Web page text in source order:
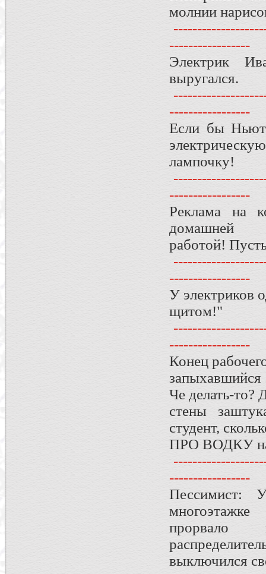
молнии
-----------------
Электрик
выругался.
-----------------
Если бы
электрическую
лампочку!
-----------------
Реклама на
домашней
работой!
-----------------
У электриков
щитом!"
-----------------
Конец
запыхавшийся
Че делать-то?
стены
студент,
ПРО ВОДКУ на
-----------------
Пессимист:
многоэтажке
прорвало
выключился